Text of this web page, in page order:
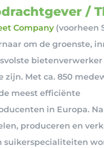
/
Company (voorheen
om de groenste,
bietenverwerker
zijn. Met ca. 850
meest efficiënte
in Europa.
produceren en
suikerspecialiteiten